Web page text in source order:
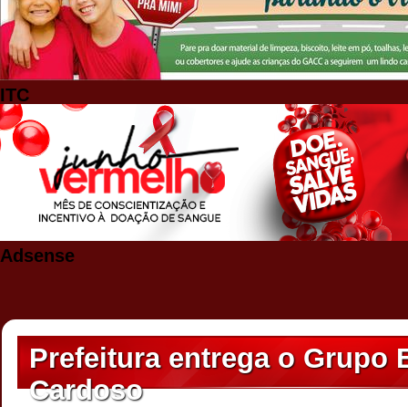
ITC
Adsense
Prefeitura entrega o Grupo
Cardoso